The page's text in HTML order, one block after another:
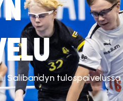
Salibandyn tulospalvelussa.